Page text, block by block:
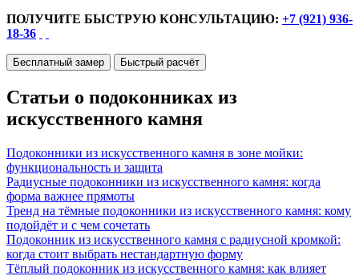
ПОЛУЧИТЕ БЫСТРУЮ КОНСУЛЬТАЦИЮ: +7 (921) 936-
18-36
Бесплатный замер Быстрый расчёт
Статьи о подоконниках из
искусственного камня
Подоконники из искусственного камня в зоне мойки:
функциональность и защита
Радиусные подоконники из искусственного камня: когда
форма важнее прямоты
Тренд на тёмные подоконники из искусственного камня: кому
подойдёт и с чем сочетать
Подоконник из искусственного камня с радиусной кромкой:
когда стоит выбрать нестандартную форму
Тёплый подоконник из искусственного камня: как влияет